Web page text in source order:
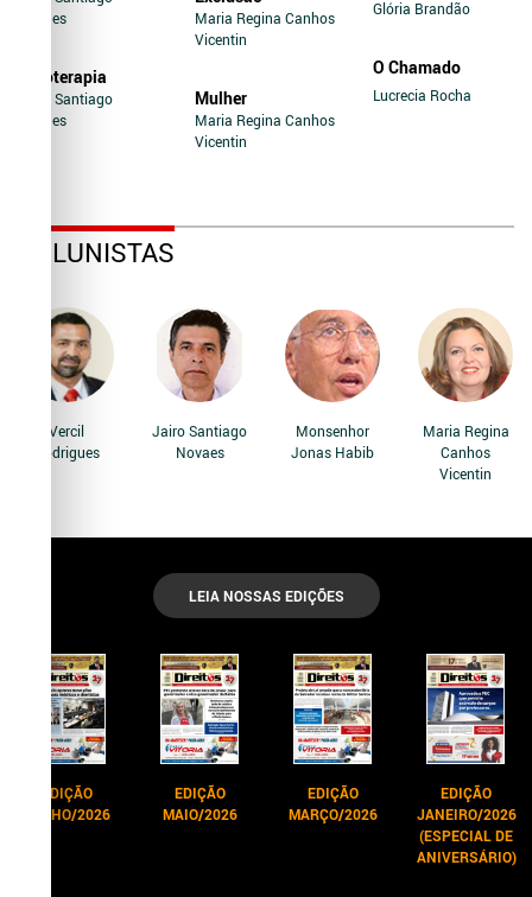
Novaes
Soroterapia
Jairo Santiago
Novaes
Maria Regina Canhos
Vicentin
Mulher
Maria Regina Canhos
Vicentin
Glória Brandão
O Chamado
Lucrecia Rocha
COLUNISTAS
Vercil
Rodrigues
Jairo Santiago
Novaes
Monsenhor
Jonas Habib
Maria Regina
Canhos
Vicentin
LEIA NOSSAS EDIÇÕES
EDIÇÃO
JUNHO/2026
EDIÇÃO
MAIO/2026
EDIÇÃO
MARÇO/2026
EDIÇÃO
JANEIRO/2026
(ESPECIAL DE
ANIVERSÁRIO)